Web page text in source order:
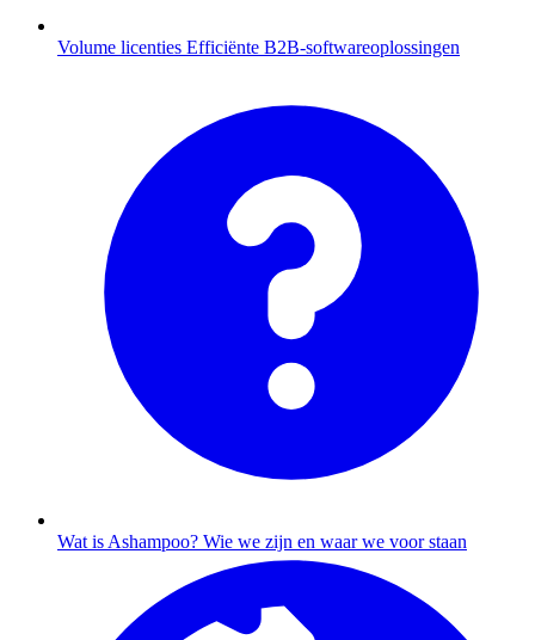
Volume licenties Efficiënte B2B-softwareoplossingen
Wat is Ashampoo? Wie we zijn en waar we voor staan